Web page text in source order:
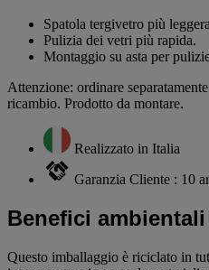
Spatola tergivetro più
Pulizia dei vetri più rapida.
Montaggio su asta per
Attenzione: ordinare
ricambio. Prodotto da montare.
Realizzato in Italia
Garanzia Cliente : 10
Benefici
Questo imballaggio è riciclato in